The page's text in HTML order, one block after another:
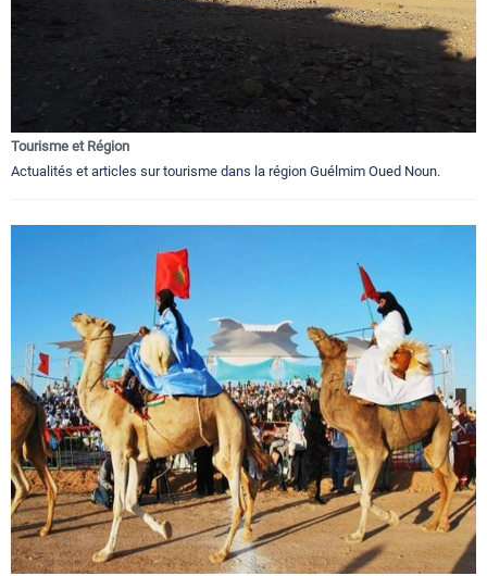
Tourisme et Région
Actualités et articles sur tourisme dans la région Guélmim Oued Noun.